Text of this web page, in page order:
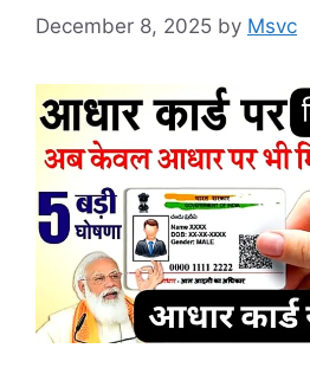
December 8, 2025 by Msvc